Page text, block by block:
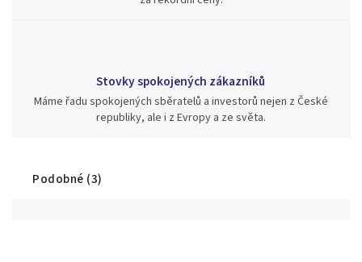
Stovky spokojených zákazníků
Máme řadu spokojených sběratelů a investorů nejen z České
republiky, ale i z Evropy a ze světa.
Podobné (3)